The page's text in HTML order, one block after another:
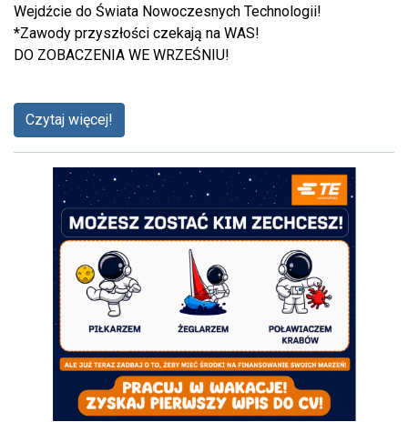
Wejdźcie do Świata Nowoczesnych Technologii!
*Zawody przyszłości czekają na WAS!
DO ZOBACZENIA WE WRZEŚNIU!
Czytaj więcej!